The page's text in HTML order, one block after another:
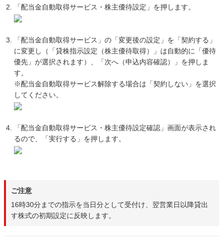
「配当金自動取得サービス・株主優待設定」を押します。
「配当金自動取得サービス」の「変更後の設定」を「契約する」
に変更し（「貸株指示設定（株主優待取得）」は自動的に「優待
優先」が選択されます）、「次へ（申込内容確認）」を押しま
す。
※配当金自動取得サービス解除する場合は「契約しない」を選択
してください。
「配当金自動取得サービス・株主優待設定確認」画面が表示され
るので、「実行する」を押します。
ご注意
16時30分までの指示を当日分として受付け、翌営業日以降貸出
す株式の初期設定に反映します。